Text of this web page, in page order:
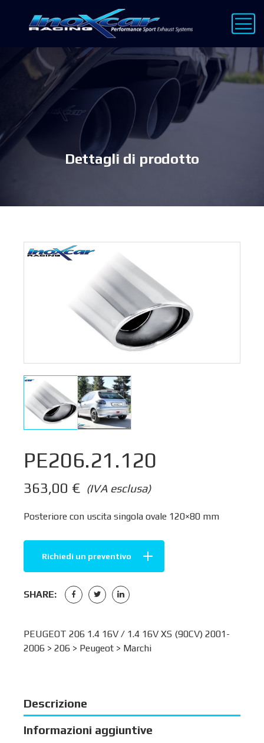
Dettagli di prodotto
PE206.21.120
(IVA esclusa)
363,00 €
Posteriore con uscita singola ovale 120×80 mm
Richiedi un preventivo
SHARE:
PEUGEOT 206 1.4 16V / 1.4 16V XS (90CV) 2001-
2006 > 206 > Peugeot > Marchi
Descrizione
Informazioni aggiuntive